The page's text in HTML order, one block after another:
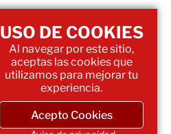
USO DE COOKIES
Al navegar por este sitio,
aceptas las cookies que
utilizamos para mejorar tu
experiencia.
Acepto Cookies